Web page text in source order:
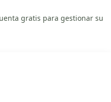
gratis para gestionar su